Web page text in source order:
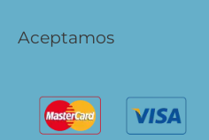
Aceptamos